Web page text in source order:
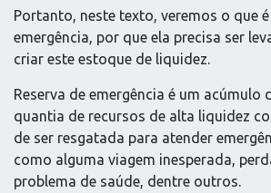
Portanto, neste texto, veremos o que
emergência, por que ela precisa ser
criar este estoque de liquidez.
Reserva de emergência é um acúmulo
quantia de recursos de alta liquidez
de ser resgatada para atender
como alguma viagem inesperada,
problema de saúde, dentre outros.